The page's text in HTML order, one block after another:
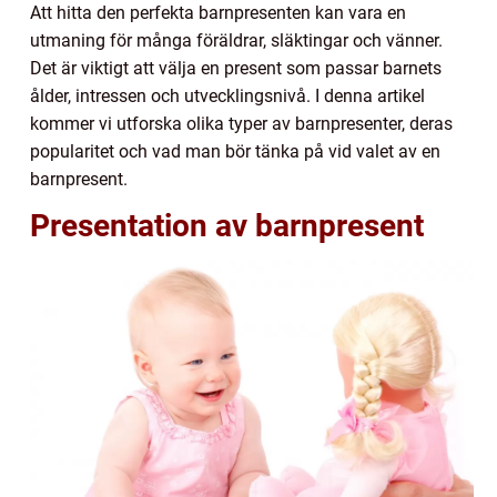
Att hitta den perfekta barnpresenten kan vara en
utmaning för många föräldrar, släktingar och vänner.
Det är viktigt att välja en present som passar barnets
ålder, intressen och utvecklingsnivå. I denna artikel
kommer vi utforska olika typer av barnpresenter, deras
popularitet och vad man bör tänka på vid valet av en
barnpresent.
Presentation av barnpresent